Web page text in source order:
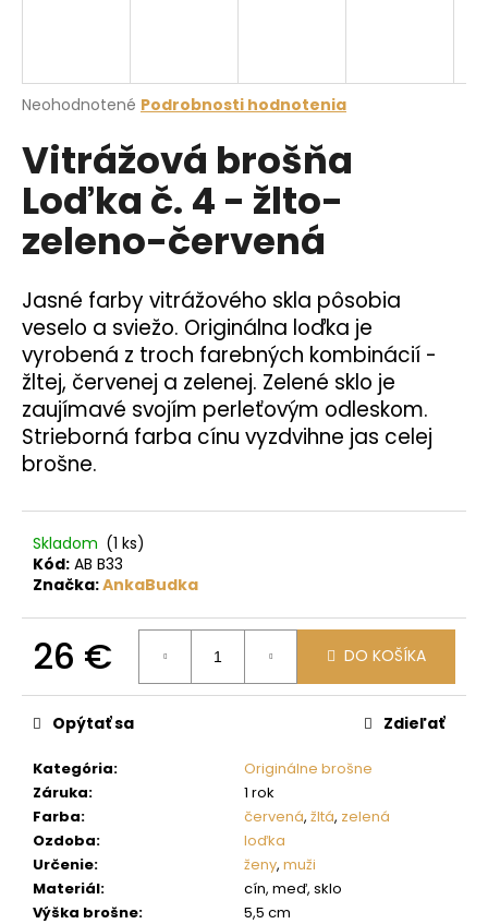
Priemerné
produktu
je
0,0
5
hviezdičiek.
Neohodnotené Podrobnosti hodnotenia
Vitrážová brošňa
Loďka č. 4 - žlto-
zeleno-červená
Jasné farby vitrážového skla pôsobia
veselo a sviežo. Originálna loďka je
vyrobená z troch farebných kombinácií -
žltej, červenej a zelenej. Zelené sklo je
zaujímavé svojím perleťovým odleskom.
Strieborná farba cínu vyzdvihne jas celej
brošne.
Skladom (1 ks)
Kód: AB B33
Značka:AnkaBudka
26 €
cena:
DO KOŠÍKA
Kategória:
Originálne brošne
Záruka:
1 rok
Farba: červená, žltá, zelená
Ozdoba:
loďka
Určenie: ženy, muži
Materiál:
cín, meď, sklo
Výška brošne:
5,5 cm
Opýtať sa Zdieľať
s
ť
?
HĽADAŤ
O
d
p
o
r
ú
a
m
e